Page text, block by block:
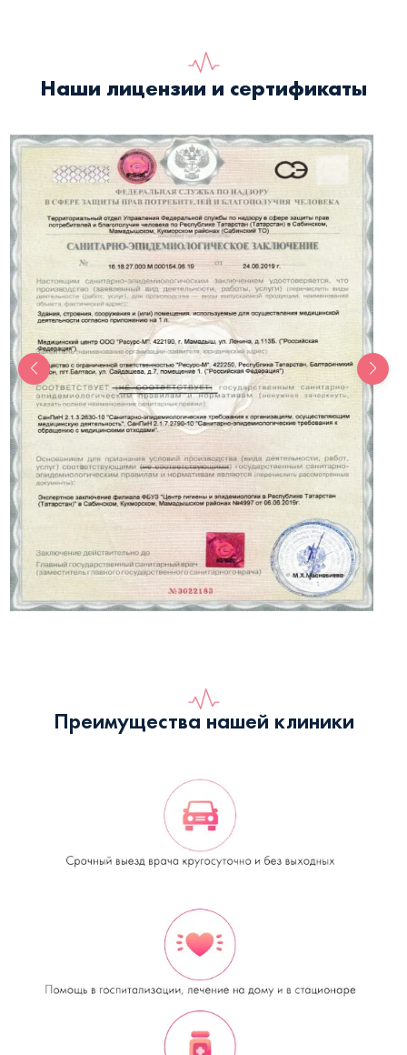
Наши лицензии и сертификаты
Преимущества нашей клиники